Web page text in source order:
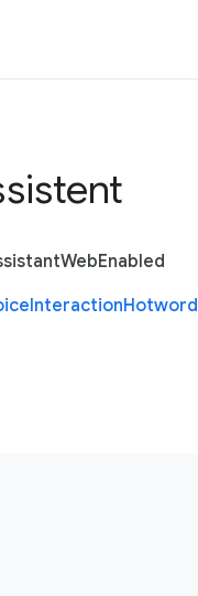
WebEnabled
InteractionHotword